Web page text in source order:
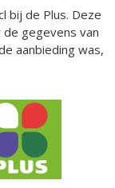
bij de Plus. Deze
gegevens van
aanbieding was,